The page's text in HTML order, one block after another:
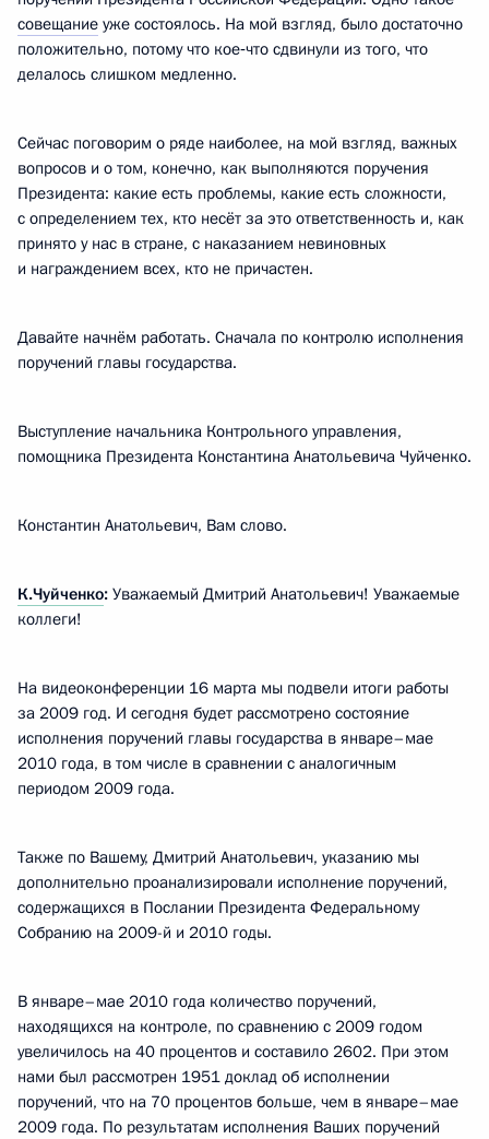
совещание уже состоялось. На мой взгляд, было достаточно
положительно, потому что кое‑что сдвинули из того, что
делалось слишком медленно.
Сейчас поговорим о ряде наиболее, на мой взгляд, важных
вопросов и о том, конечно, как выполняются поручения
Президента: какие есть проблемы, какие есть сложности,
с определением тех, кто несёт за это ответственность и, как
принято у нас в стране, с наказанием невиновных
и награждением всех, кто не причастен.
Давайте начнём работать. Сначала по контролю исполнения
поручений главы государства.
Выступление начальника Контрольного управления,
помощника Президента Константина Анатольевича Чуйченко.
Константин Анатольевич, Вам слово.
К.Чуйченко: Уважаемый Дмитрий Анатольевич! Уважаемые
коллеги!
На видеоконференции 16 марта мы подвели итоги работы
за 2009 год. И сегодня будет рассмотрено состояние
исполнения поручений главы государства в январе–мае
2010 года, в том числе в сравнении с аналогичным
периодом 2009 года.
Также по Вашему, Дмитрий Анатольевич, указанию мы
дополнительно проанализировали исполнение поручений,
содержащихся в Послании Президента Федеральному
Собранию на 2009-й и 2010 годы.
В январе–мае 2010 года количество поручений,
находящихся на контроле, по сравнению с 2009 годом
увеличилось на 40 процентов и составило 2602. При этом
нами был рассмотрен 1951 доклад об исполнении
поручений, что на 70 процентов больше, чем в январе–мае
2009 года. По результатам исполнения Ваших поручений